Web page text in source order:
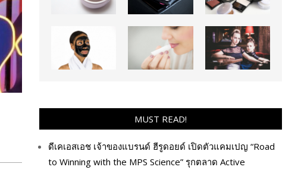
MUST READ!
ดีเคเอสเอช เจ้าของแบรนด์ ฮีรูดอยด์ เปิดตัวแคมเปญ “Road
to Winning with the MPS Science” รุกตลาด Active